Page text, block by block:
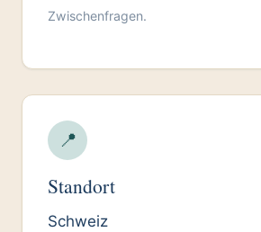
Zwischenfragen.
📍
Standort
Schweiz